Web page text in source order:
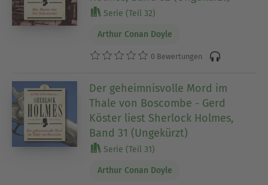
Serie (Teil 32)
Arthur Conan Doyle
0 Bewertungen
Der geheimnisvolle Mord im
Thale von Boscombe - Gerd
Köster liest Sherlock Holmes,
Band 31 (Ungekürzt)
Serie (Teil 31)
Arthur Conan Doyle